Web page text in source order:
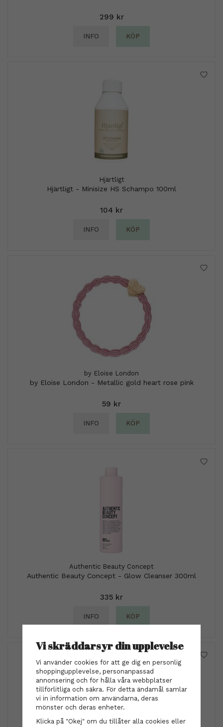
299 kr
INFO KÖP
Hjärtligt
Hjärtligt - Minisize HS Schampo 100ml
104 kr
INFO KÖP
by Eloise London
by Eloise London - Metallic gold heart rose pink
59 kr
INFO KÖP
Authentic Beauty Concept
Authentic Beauty Concept - Glow Cleanser 300ml
335 kr
INFO KÖP
Vi skräddarsyr din upplevelse
Vi använder cookies för att ge dig en personlig
shoppingupplevelse, personanpassad
annonsering och för hålla våra webbplatser
tillförlitliga och säkra. För detta ändamål samlar
vi in information om användarna, deras
mönster och deras enheter.
Klicka på "Okej" om du tillåter alla cookies eller